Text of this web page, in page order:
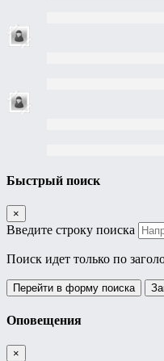
Быстрый поиск
×
Введите строку поиска
Поиск идет только по
Перейти в форму поиска
Оповещения
×